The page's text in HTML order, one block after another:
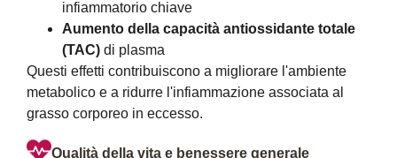
infiammatorio chiave
Aumento della capacità antiossidante totale
(TAC) di plasma
Questi effetti contribuiscono a migliorare l'ambiente
metabolico e a ridurre l'infiammazione associata al
grasso corporeo in eccesso.
Qualità della vita e benessere generale